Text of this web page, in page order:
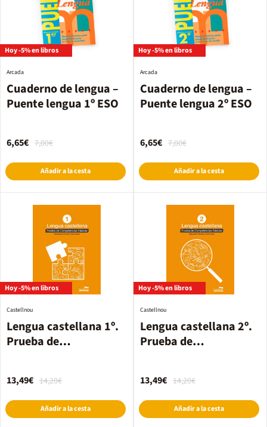
Hoy -5% en libros
Cuaderno de lengua –
Puente lengua 1º ESO
Arcada
7,00€
6,65€
Añadir a la cesta
Hoy -5% en libros
Cuaderno de lengua –
Puente lengua 2º ESO
Arcada
7,00€
6,65€
Añadir a la cesta
Hoy -5% en libros
Lengua castellana 1º.
Prueba de
Castellnou
14,20€
13,49€
Añadir a la cesta
Hoy -5% en libros
Lengua castellana 2º.
Prueba de
Castellnou
14,20€
13,49€
Añadir a la cesta